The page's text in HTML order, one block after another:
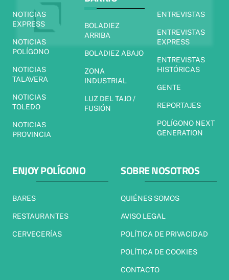
NOTICIAS
EXPRESS
NOTICIAS
POLÍGONO
NOTICIAS
TALAVERA
NOTICIAS
TOLEDO
NOTICIAS
PROVINCIA
BOLADIEZ
ARRIBA
BOLADIEZ ABAJO
ZONA
INDUSTRIAL
LUZ DEL TAJO /
FUSIÓN
ENTREVISTAS
ENTREVISTAS
EXPRESS
ENTREVISTAS
HISTÓRICAS
GENTE
REPORTAJES
POLÍGONO NEXT
GENERATION
ENJOY POLÍGONO
BARES
RESTAURANTES
CERVECERÍAS
SOBRE NOSOTROS
QUIÉNES SOMOS
AVISO LEGAL
POLÍTICA DE PRIVACIDAD
POLÍTICA DE COOKIES
CONTACTO